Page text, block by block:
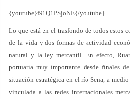
{youtube}f91Q1PSjoNE{/youtube}
Lo que está en el trasfondo de todos estos
de la vida y dos formas de actividad
natural y la ley mercantil. En efecto,
portuaria muy importante desde finales
situación estratégica en el río Sena, a
vinculada a las redes internacionales